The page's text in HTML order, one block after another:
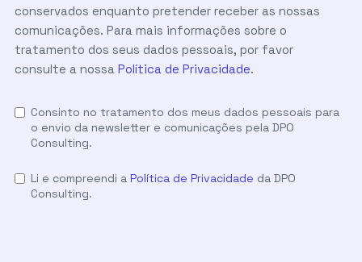
conservados enquanto pretender receber as nossas
comunicações. Para mais informações sobre o
tratamento dos seus dados pessoais, por favor
consulte a nossa Política de Privacidade.
Consinto no tratamento dos meus dados pessoais para
o envio da newsletter e comunicações pela DPO
Consulting.
Li e compreendi a Política de Privacidade da DPO
Consulting.